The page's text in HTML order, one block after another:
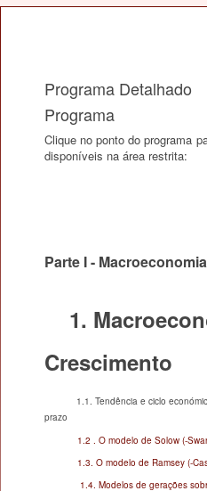
Programa Detalhado
Programa
Clique no ponto do programa
disponíveis na área restrita:
Parte I -
1.
Crescimento
1.1. Tendência e ciclo
prazo
1.2 . O modelo de Solow (-
1.3. O modelo de Ramsey (-
1.4. Modelos de gerações